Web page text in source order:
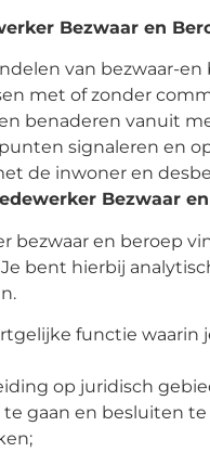
Bezwaar en
van bezwaar-en
met of zonder
benaderen vanuit
signaleren en
de inwoner en
Bezwaar en
bezwaar en beroep
bent hierbij
functie waarin
op juridisch
gaan en besluiten